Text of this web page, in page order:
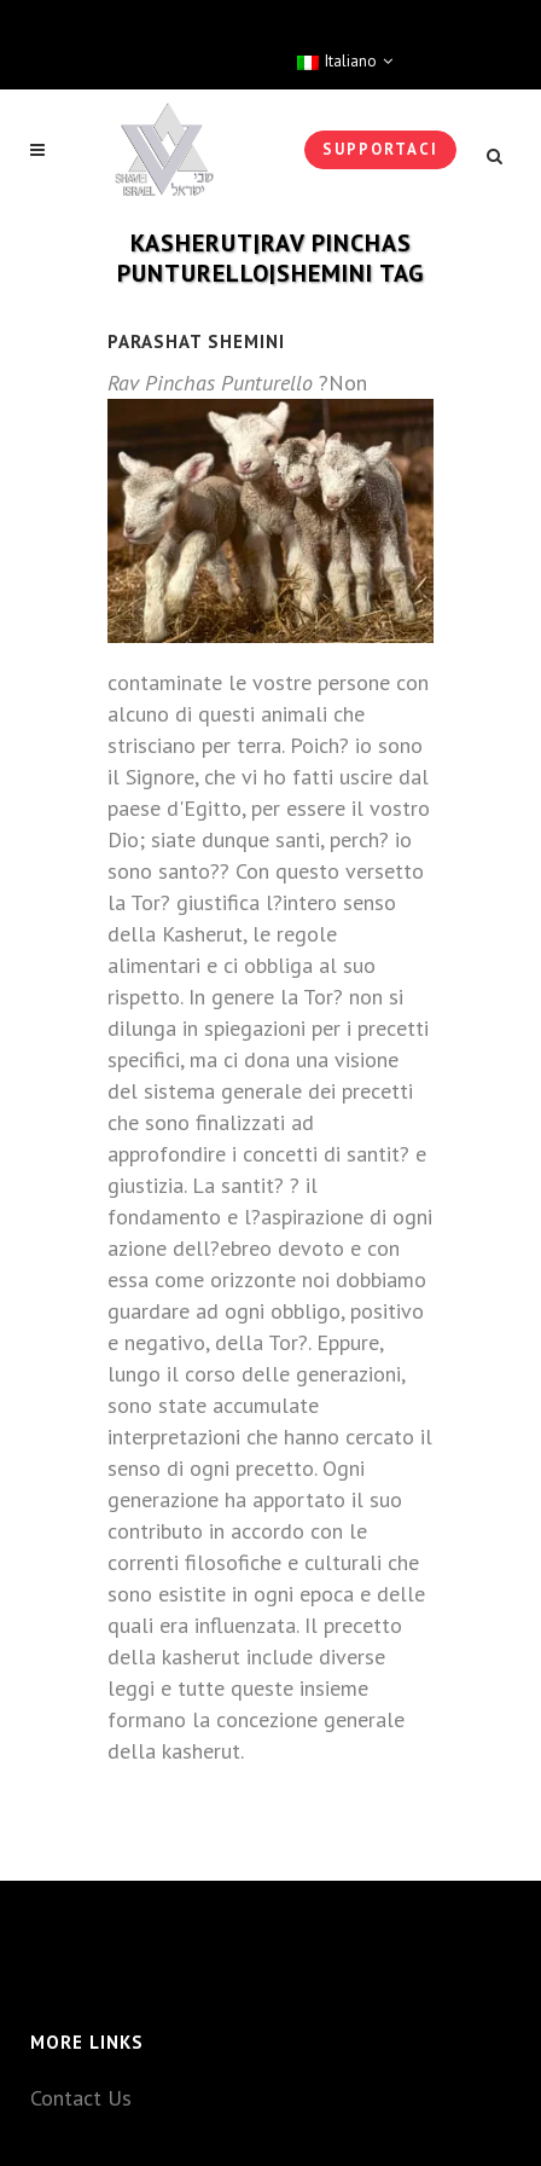
Italiano
SUPPORTACI
KASHERUT|RAV PINCHAS
PUNTURELLO|SHEMINI TAG
PARASHAT SHEMINI
Rav Pinchas Punturello ?Non
contaminate le vostre persone con
alcuno di questi animali che
strisciano per terra. Poich? io sono
il Signore, che vi ho fatti uscire dal
paese d'Egitto, per essere il vostro
Dio; siate dunque santi, perch? io
sono santo?? Con questo versetto
la Tor? giustifica l?intero senso
della Kasherut, le regole
alimentari e ci obbliga al suo
rispetto. In genere la Tor? non si
dilunga in spiegazioni per i precetti
specifici, ma ci dona una visione
del sistema generale dei precetti
che sono finalizzati ad
approfondire i concetti di santit? e
giustizia. La santit? ? il
fondamento e l?aspirazione di ogni
azione dell?ebreo devoto e con
essa come orizzonte noi dobbiamo
guardare ad ogni obbligo, positivo
e negativo, della Tor?. Eppure,
lungo il corso delle generazioni,
sono state accumulate
interpretazioni che hanno cercato il
senso di ogni precetto. Ogni
generazione ha apportato il suo
contributo in accordo con le
correnti filosofiche e culturali che
sono esistite in ogni epoca e delle
quali era influenzata. Il precetto
della kasherut include diverse
leggi e tutte queste insieme
formano la concezione generale
della kasherut.
MORE LINKS
Contact Us